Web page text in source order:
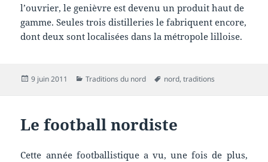
l’ouvrier, le genièvre est devenu un produit haut de
gamme. Seules trois distilleries le fabriquent encore,
dont deux sont localisées dans la métropole lilloise.
Publié
9 juin 2011 Catégories
Traditions du nord
Mots-
nord,traditions
Le football nordiste
Cette année footballistique a vu, une fois de plus,